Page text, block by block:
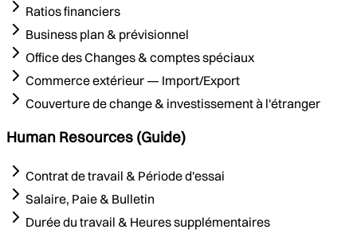
Ratios financiers
Business plan & prévisionnel
Office des Changes & comptes spéciaux
Commerce extérieur — Import/Export
Couverture de change & investissement à l'étranger
Human Resources (Guide)
Contrat de travail & Période d'essai
Salaire, Paie & Bulletin
Durée du travail & Heures supplémentaires